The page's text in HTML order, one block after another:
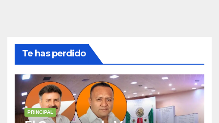
Te has perdido
PRINCIPAL